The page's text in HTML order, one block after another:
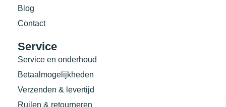
Blog
Contact
Service
Service en onderhoud
Betaalmogelijkheden
Verzenden & levertijd
Ruilen & retourneren